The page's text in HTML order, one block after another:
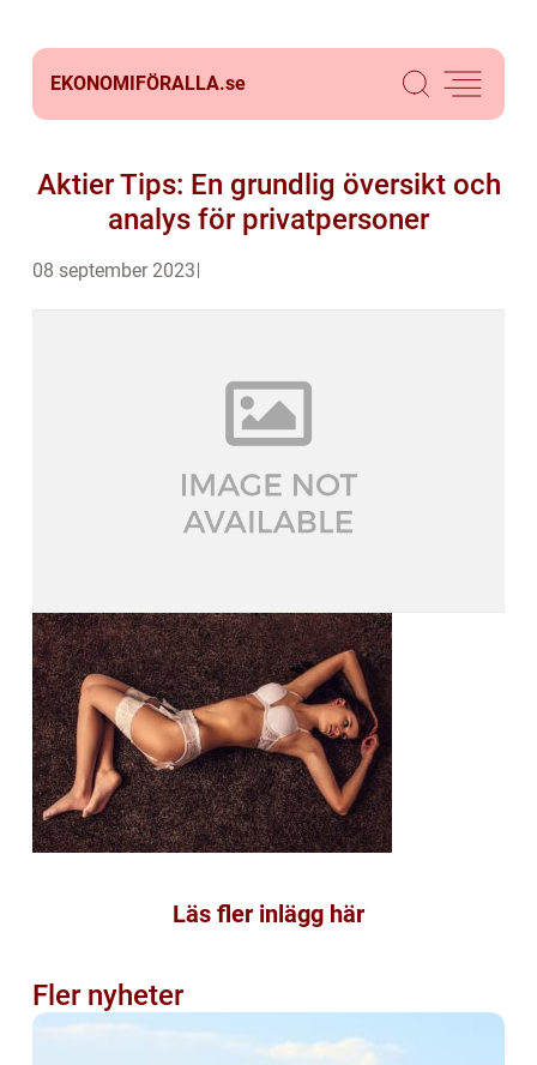
EKONOMIFÖRALLA.se
Aktier Tips: En grundlig översikt och
analys för privatpersoner
08 september 2023
Läs fler inlägg här
Fler nyheter